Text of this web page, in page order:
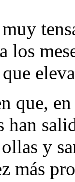
los
que,
han
y
más